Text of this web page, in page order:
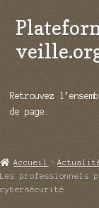
Aller
à
la
Aller
au
contenu
Répertoire d’ouitils
Démos vidéos
Retrouvez
de page.
Accueil
Les professionnels
cybersécurité